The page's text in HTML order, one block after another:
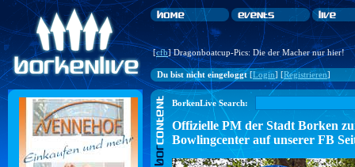
[cfb] Dragonboatcup-Pics: Die der Macher nur hier!
Du bist nicht eingeloggt[Login] [Registrieren]
BorkenLive Search:
Offizielle PM der Stadt Borken
Bowlingcenter auf unserer FB